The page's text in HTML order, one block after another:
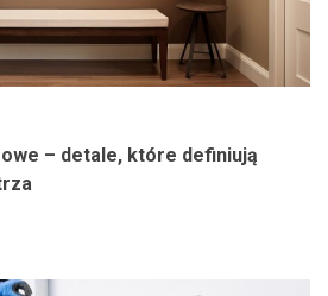
– detale, które definiują